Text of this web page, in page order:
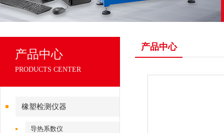
产品中心
PRODUCTS CENTER
橡塑检测仪器
导热系数仪
产品中心